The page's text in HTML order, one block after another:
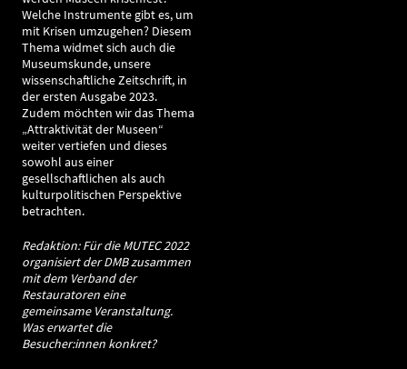
Welche Instrumente gibt es, um
mit Krisen umzugehen? Diesem
Thema widmet sich auch die
Museumskunde, unsere
wissenschaftliche Zeitschrift, in
der ersten Ausgabe 2023.
Zudem möchten wir das Thema
„Attraktivität der Museen“
weiter vertiefen und dieses
sowohl aus einer
gesellschaftlichen als auch
kulturpolitischen Perspektive
betrachten.
Redaktion: Für die MUTEC 2022
organisiert der DMB zusammen
mit dem Verband der
Restauratoren eine
gemeinsame Veranstaltung.
Was erwartet die
Besucher:innen konkret?